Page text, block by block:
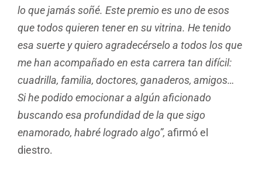
lo que jamás soñé. Este premio es uno de esos
que todos quieren tener en su vitrina. He tenido
esa suerte y quiero agradecérselo a todos los que
me han acompañado en esta carrera tan difícil:
cuadrilla, familia, doctores, ganaderos, amigos…
Si he podido emocionar a algún aficionado
buscando esa profundidad de la que sigo
enamorado, habré logrado algo”, afirmó el
diestro.